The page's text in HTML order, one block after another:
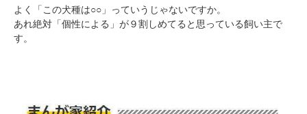
よく「この犬種は○○」っていうじゃないですか。
あれ絶対「個性による」が９割しめてると思っている飼い主で
す。